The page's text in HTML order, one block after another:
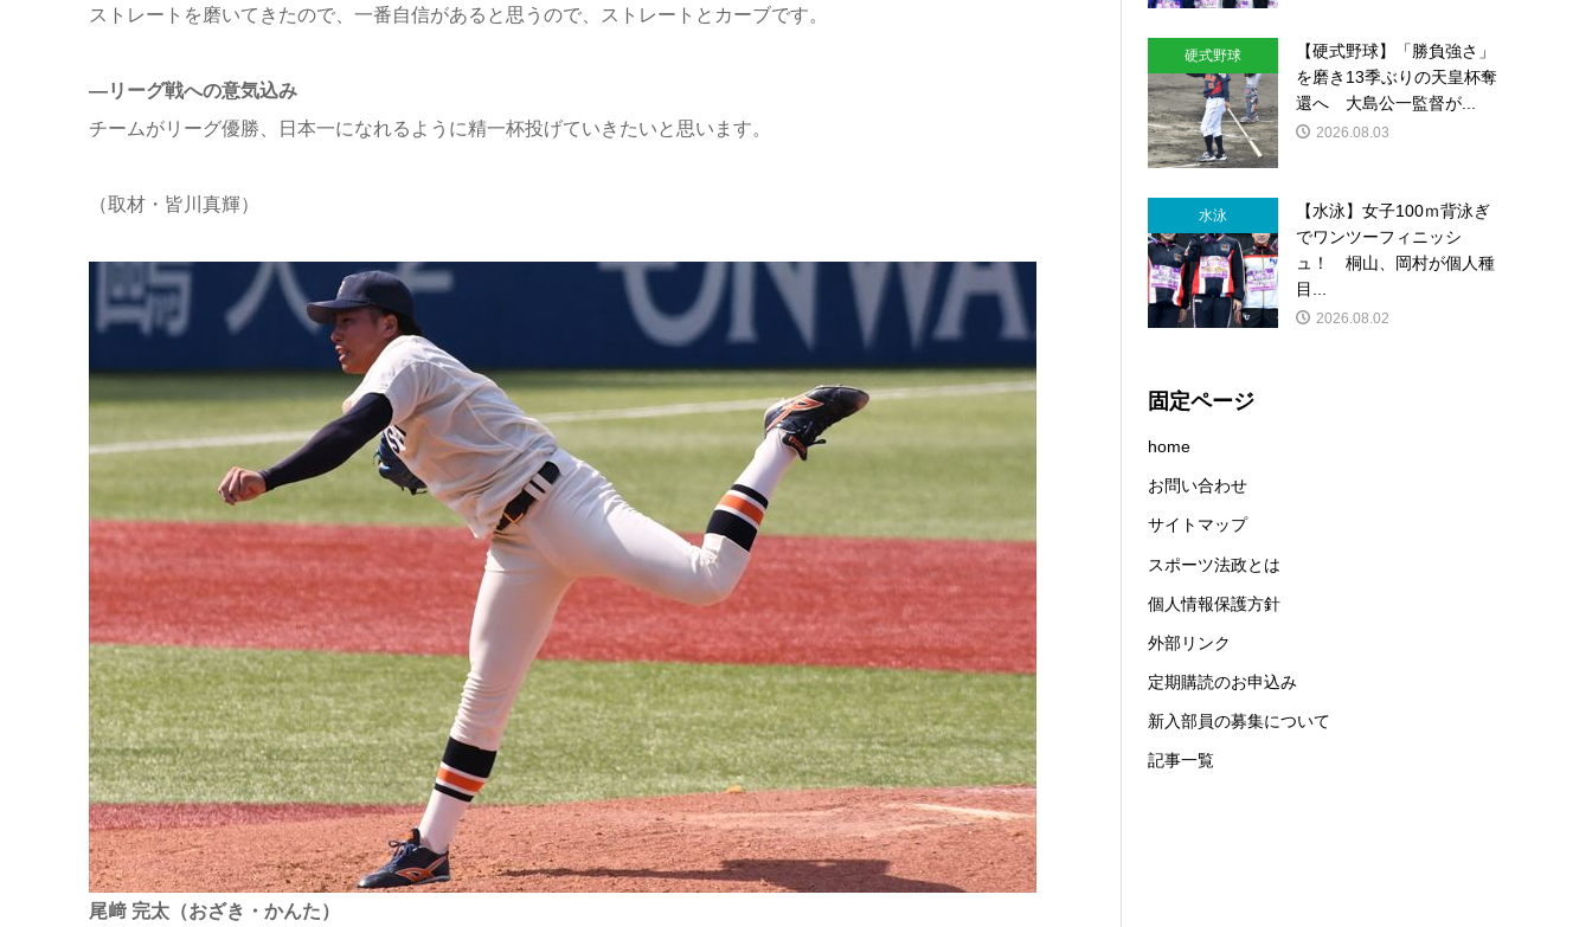
ストレートを磨いてきたので、一番自信があると思うので、ストレートとカーブです。
―リーグ戦への意気込み
チームがリーグ優勝、日本一になれるように精一杯投げていきたいと思います。
（取材・皆川真輝）
尾﨑 完太（おざき・かんた）
硬式野球
【硬式野球】「勝負強さ」
を磨き13季ぶりの天皇杯奪
還へ 大島公一監督が...
2026.08.03
水泳
【水泳】女子100ｍ背泳ぎ
でワンツーフィニッシ
ュ！ 桐山、岡村が個人種
目...
2026.08.02
固定ページ
home
お問い合わせ
サイトマップ
スポーツ法政とは
個人情報保護方針
外部リンク
定期購読のお申込み
新入部員の募集について
記事一覧